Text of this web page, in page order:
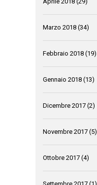
Marzo 2018 (34)
Febbraio 2018 (19)
Gennaio 2018 (13)
Dicembre 2017 (2)
Novembre 2017 (5)
Ottobre 2017 (4)